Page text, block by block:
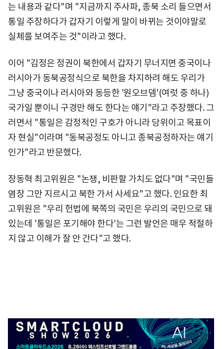
는 내용과 같다"며 "지금까지 주사파, 종북 소리 들으면서
통일 주장하다가 갑자기 이렇게 말이 바뀌는 것이야말로
실체를 보여주는 것"이라고 했다.
이어 "김정은 정권이 북한에서 갑자기 무너지면 중국이나
러시아가 동북공정식으로 북한을 차지하려 해도 우리가
그냥 중국이나 러시아와 동등한 '원오브뎀'(여럿 중 하나)
국가일 뿐이니 구경만 해도 한다는 얘기"라고 주장했다. 그
러면서 "통일은 감정적인 구호가 아니라 당위이고 목표이
자 현실"이라며 "동북공정도 아니고 종북공정하자는 얘기
인가"라고 반문했다.
장동혁 최고위원은 "논쟁, 비판할 가치도 없다"며 "국민들
염장 그만 지르시고 북한 가서 사세요"고 했다. 인요한 최
고위원은 "우리 헌법에 북쪽의 국민은 우리의 국민으로 돼
있는데 '통일은 포기해야 한다'는 그런 발언은 매우 적절하
지 않고 이해가 잘 안 간다"고 했다.